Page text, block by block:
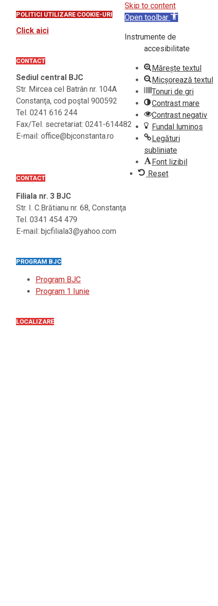
POLITICI UTILIZARE COOKIE-URI
Click aici
CONTACT
Sediul central BJC
Str. Mircea cel Batrân nr. 104A
Constanţa, cod poştal 900592
Tel. 0241 616 244
Fax/Tel. secretariat: 0241-614482
E-mail: office@bjconstanta.ro
CONTACT
Filiala nr. 3 BJC
Str. I. C.Brătianu nr. 68, Constanţa
Tel. 0341 454 479
E-mail: bjcfiliala3@yahoo.com
PROGRAM BJC
Program BJC
Program 1 Iunie
LOCALIZARE
Skip to content
Open toolbar
Instrumente de
accesibilitate
Mărește textul
Micșorează textul
Tonuri de gri
Contrast mare
Contrast negativ
Fundal luminos
Legături
subliniate
Font lizibil
Reset